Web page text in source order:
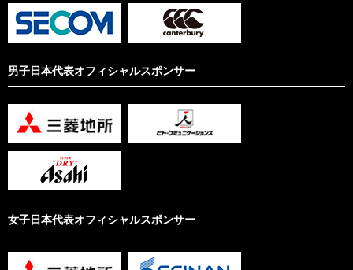
男子日本代表オフィシャルスポンサー
女子日本代表オフィシャルスポンサー